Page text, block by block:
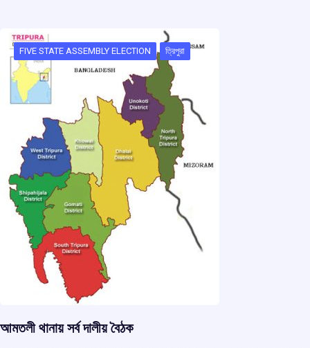
FIVE STATE ASSEMBLY ELECTION ত্রিপুরা
আমতলী থানায় সর্ব দালীয় বৈঠক